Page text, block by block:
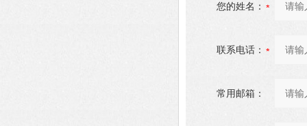
您的姓名：
联系电话：
常用邮箱：